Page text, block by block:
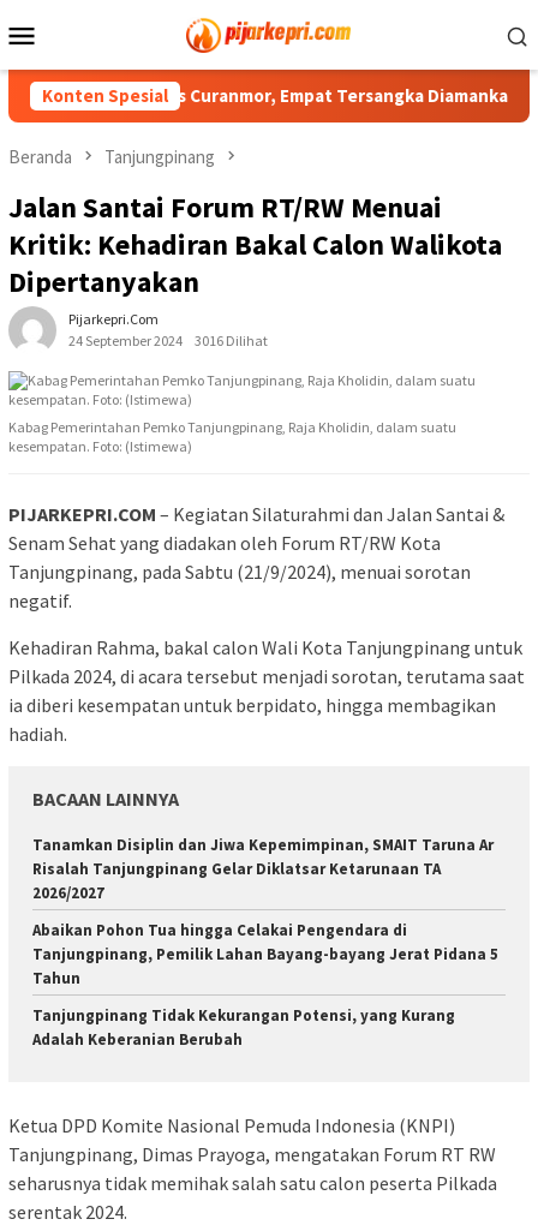
ke
Mobile
Konten Spesial
Tiga Kasus Curanmor, Empat Tersangka Diamankan
Beranda Tanjungpinang
Jalan Santai Forum RT/RW Menuai
Kritik: Kehadiran Bakal Calon Walikota
Dipertanyakan
Pijarkepri.com
24 September 2024
3016 Dilihat
Kabag Pemerintahan Pemko Tanjungpinang, Raja Kholidin, dalam suatu
kesempatan. Foto: (Istimewa)
PIJARKEPRI.COM – Kegiatan Silaturahmi dan Jalan Santai &
Senam Sehat yang diadakan oleh Forum RT/RW Kota
Tanjungpinang, pada Sabtu (21/9/2024), menuai sorotan
negatif.
Kehadiran Rahma, bakal calon Wali Kota Tanjungpinang untuk
Pilkada 2024, di acara tersebut menjadi sorotan, terutama saat
ia diberi kesempatan untuk berpidato, hingga membagikan
hadiah.
BACAAN LAINNYA
Tanamkan Disiplin dan Jiwa Kepemimpinan, SMAIT Taruna Ar
Risalah Tanjungpinang Gelar Diklatsar Ketarunaan TA
2026/2027
Abaikan Pohon Tua hingga Celakai Pengendara di
Tanjungpinang, Pemilik Lahan Bayang-bayang Jerat Pidana 5
Tahun
Tanjungpinang Tidak Kekurangan Potensi, yang Kurang
Adalah Keberanian Berubah
Ketua DPD Komite Nasional Pemuda Indonesia (KNPI)
Tanjungpinang, Dimas Prayoga, mengatakan Forum RT RW
seharusnya tidak memihak salah satu calon peserta Pilkada
serentak 2024.